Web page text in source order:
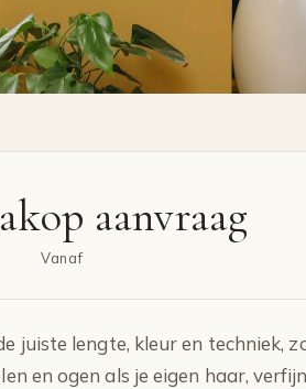
op aanvraag
Vanaf
juiste lengte, kleur en techniek,
en ogen als je eigen haar,